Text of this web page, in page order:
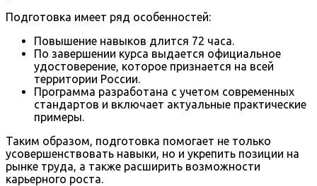
Подготовка имеет ряд особенностей:
Повышение навыков длится 72 часа.
По завершении курса выдается официальное
удостоверение, которое признается на всей
территории России.
Программа разработана с учетом современных
стандартов и включает актуальные практические
примеры.
Таким образом, подготовка помогает не только
усовершенствовать навыки, но и укрепить позиции на
рынке труда, а также расширить возможности
карьерного роста.